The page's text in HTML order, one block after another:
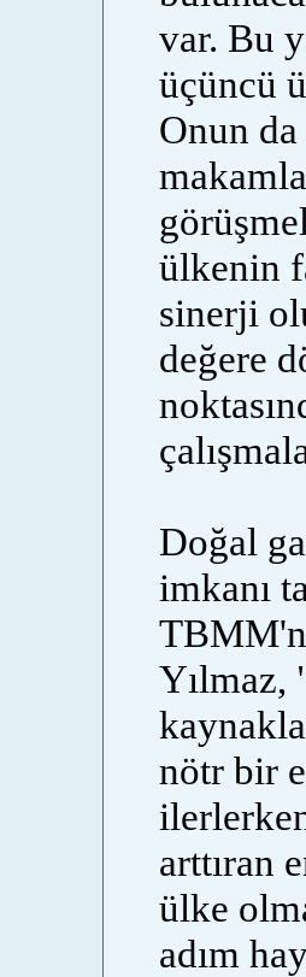
var. Bu
üçüncü
Onun
ülkenin
sinerji
değere
Doğal
imkanı
nötr bir
arttıran
ülke
adım